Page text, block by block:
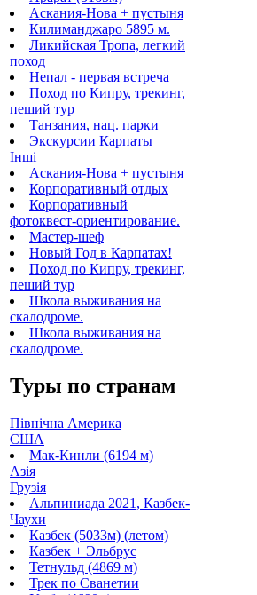
Аскания-Нова + пустыня
Килиманджаро 5895 м.
Ликийская Тропа, легкий
поход
Непал - первая встреча
Поход по Кипру, трекинг,
пеший тур
Танзания, нац. парки
Экскурсии Карпаты
Інші
Аскания-Нова + пустыня
Корпоративный отдых
Корпоративный
фотоквест-ориентирование.
Мастер-шеф
Новый Год в Карпатах!
Поход по Кипру, трекинг,
пеший тур
Школа выживания на
скалодроме.
Школа выживания на
скалодроме.
Туры по странам
Північна Америка
США
Мак-Кинли (6194 м)
Азія
Грузія
Альпиниада 2021, Казбек-
Чаухи
Казбек (5033м) (летом)
Казбек + Эльбрус
Тетнульд (4869 м)
Трек по Сванетии